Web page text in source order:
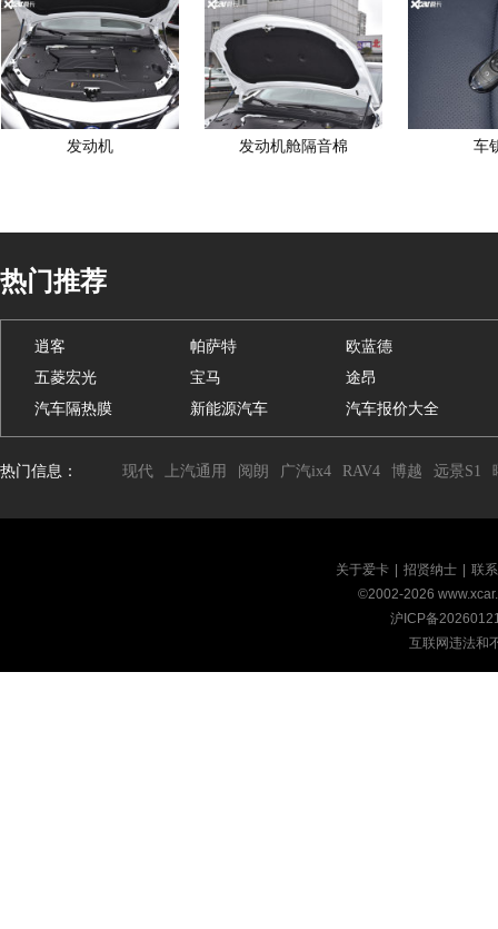
发动机 发动机舱隔音棉 车
热门推荐
逍客 帕萨特
欧蓝德
五菱宏光
宝马
途昂
汽车隔热膜
新能源汽车 汽车报价大全
热门信息： 现代 上汽通用 阅朗 广汽ix4 RAV4 博越 远景S1
关于爱卡 招贤纳士
联
©2002-2026
沪ICP备
互联网违法和